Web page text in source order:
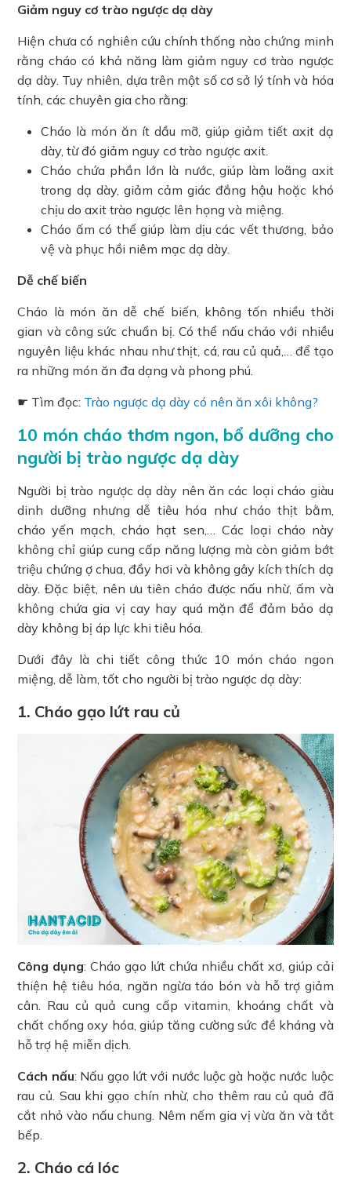
Giảm nguy cơ trào ngược dạ dày
Hiện chưa có nghiên cứu chính thống nào chứng minh
rằng cháo có khả năng làm giảm nguy cơ trào ngược
dạ dày. Tuy nhiên, dựa trên một số cơ sở lý tính và hóa
tính, các chuyên gia cho rằng:
Cháo là món ăn ít dầu mỡ, giúp giảm tiết axit dạ
dày, từ đó giảm nguy cơ trào ngược axit.
Cháo chứa phần lớn là nước, giúp làm loãng axit
trong dạ dày, giảm cảm giác đắng hậu hoặc khó
chịu do axit trào ngược lên họng và miệng.
Cháo ấm có thể giúp làm dịu các vết thương, bảo
vệ và phục hồi niêm mạc dạ dày.
Dễ chế biến
Cháo là món ăn dễ chế biến, không tốn nhiều thời
gian và công sức chuẩn bị. Có thể nấu cháo với nhiều
nguyên liệu khác nhau như thịt, cá, rau củ quả,… để tạo
ra những món ăn đa dạng và phong phú.
☛ Tìm đọc: Trào ngược dạ dày có nên ăn xôi không?
10 món cháo thơm ngon, bổ dưỡng cho
người bị trào ngược dạ dày
Người bị trào ngược dạ dày nên ăn các loại cháo giàu
dinh dưỡng nhưng dễ tiêu hóa như cháo thịt bằm,
cháo yến mạch, cháo hạt sen,… Các loại cháo này
không chỉ giúp cung cấp năng lượng mà còn giảm bớt
triệu chứng ợ chua, đầy hơi và không gây kích thích dạ
dày. Đặc biệt, nên ưu tiên cháo được nấu nhừ, ấm và
không chứa gia vị cay hay quá mặn để đảm bảo dạ
dày không bị áp lực khi tiêu hóa.
Dưới đây là chi tiết công thức 10 món cháo ngon
miệng, dễ làm, tốt cho người bị trào ngược dạ dày:
1. Cháo gạo lứt rau củ
Công dụng: Cháo gạo lứt chứa nhiều chất xơ, giúp cải
thiện hệ tiêu hóa, ngăn ngừa táo bón và hỗ trợ giảm
cân. Rau củ quả cung cấp vitamin, khoáng chất và
chất chống oxy hóa, giúp tăng cường sức đề kháng và
hỗ trợ hệ miễn dịch.
Cách nấu: Nấu gạo lứt với nước luộc gà hoặc nước luộc
rau củ. Sau khi gạo chín nhừ, cho thêm rau củ quả đã
cắt nhỏ vào nấu chung. Nêm nếm gia vị vừa ăn và tắt
bếp.
2. Cháo cá lóc